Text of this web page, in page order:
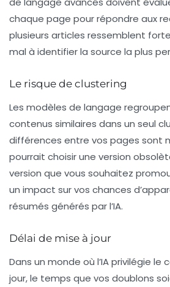
chaque page pour répondre aux
plusieurs articles ressemblent
mal à identifier la source la plus
Le risque de clustering
Les modèles de langage
contenus similaires dans un seul
différences entre vos pages sont
pourrait choisir une version
version que vous souhaitez
un impact sur vos chances
résumés générés par l’IA.
Délai de mise à jour
Dans un monde où l’IA privilégie
jour, le temps que vos doublons